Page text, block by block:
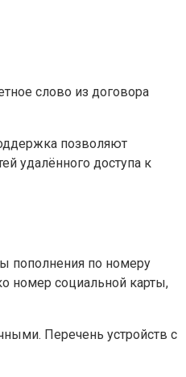
слово из договора
позволяют
удалённого доступа к
пополнения по номеру
номер социальной карты,
Перечень устройств с